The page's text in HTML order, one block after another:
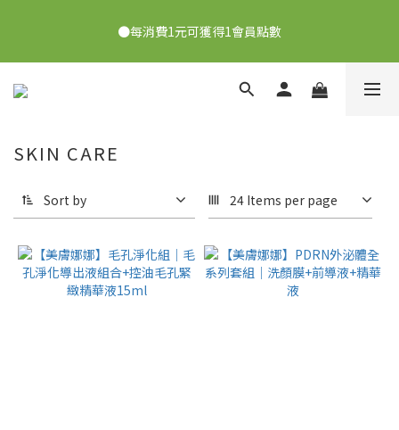
👉點我了解
●每消費1元可獲得1會員點數
●每3,000點可以折抵NT$100
●7/2-7/30下單美膚娜娜&曦之麗，滿1,000元抽PDRN精華組！
SKIN CARE
Sort by 24 Items per page